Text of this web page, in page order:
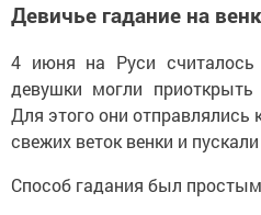
Девичье гадание на
4 июня на Руси считалось
девушки могли приоткрыть
Для этого они отправлялись
свежих веток венки и
Способ гадания был